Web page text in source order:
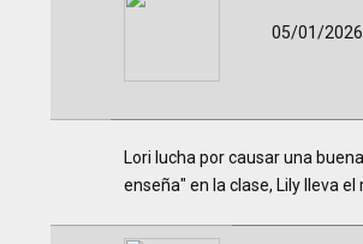
05/01/
Lori lucha por causar una
enseña" en la clase, Lily lleva